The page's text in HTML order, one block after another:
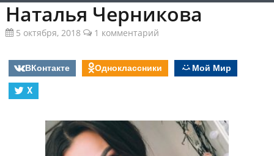
Наталья Черникова
5 октября, 2018 1 комментарий
ВКонтакте Одноклассники
Мой Мир
X